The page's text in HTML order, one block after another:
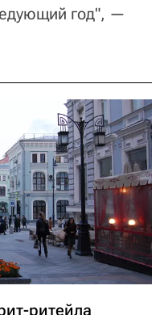
год", —
ритейла